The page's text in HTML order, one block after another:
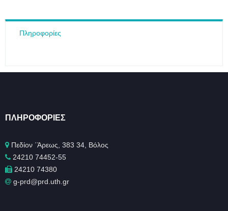
Πληροφορίες
ΠΛΗΡΟΦΟΡΊΕΣ
Πεδίον ΄Άρεως, 383 34, Βόλος
24210 74452-55
24210 74380
g-prd@prd.uth.gr